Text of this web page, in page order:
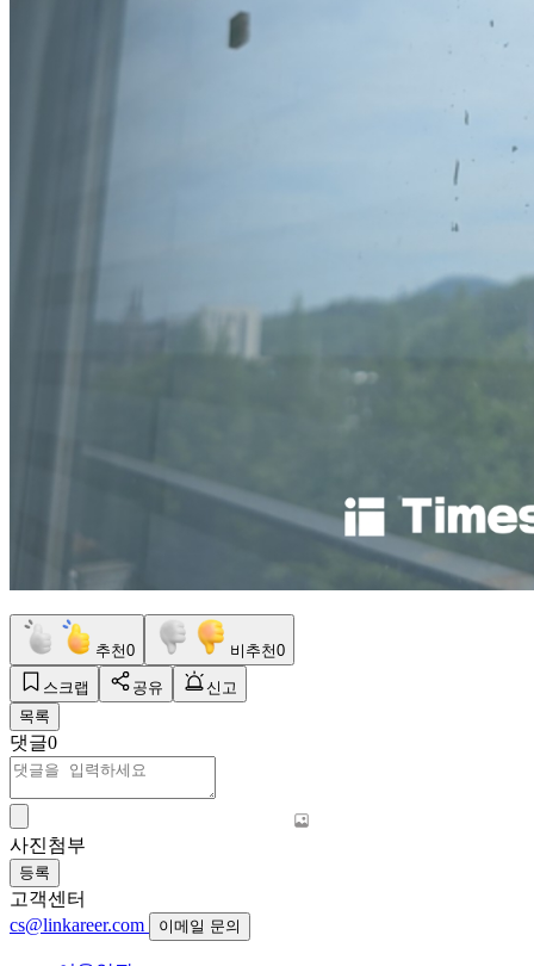
추천0 비추천0
스크랩 공유
신고
목록
댓글0
사진첨부
등록
고객센터
cs@linkareer.com
이메일 문의